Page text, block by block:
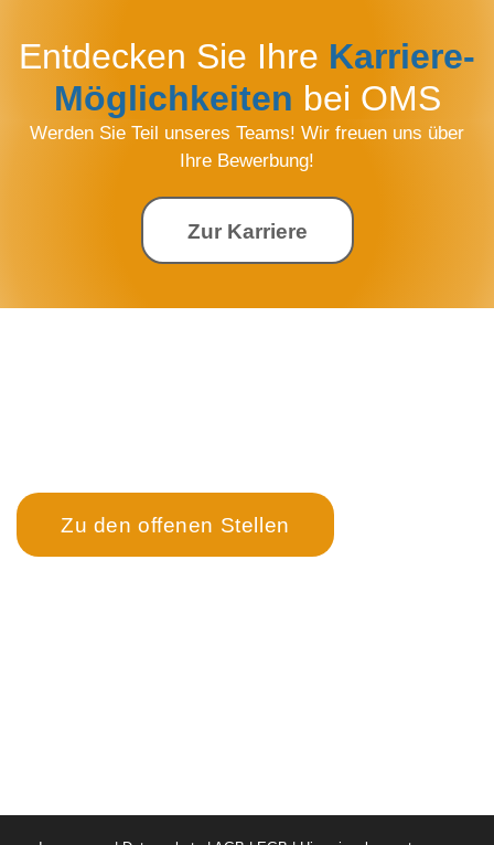
Entdecken Sie Ihre Karriere-
Möglich­keiten bei OMS
Werden Sie Teil unseres Teams! Wir freuen uns über
Ihre Bewerbung!
Zur Karriere
Zu den offenen Stellen